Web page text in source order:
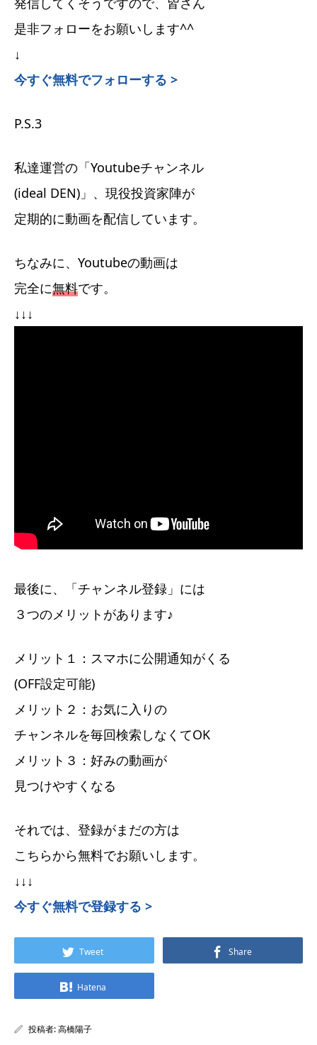
是非フォローをお願いします^^
↓
今すぐ無料でフォローする >
P.S.3
私達運営の「Youtubeチャンネル
(ideal DEN)」、現役投資家陣が
定期的に動画を配信しています。
ちなみに、Youtubeの動画は
完全に無料です。
↓↓↓
最後に、「チャンネル登録」には
３つのメリットがあります♪
メリット１：スマホに公開通知がくる
(OFF設定可能)
メリット２：お気に入りの
チャンネルを毎回検索しなくてOK
メリット３：好みの動画が
見つけやすくなる
それでは、登録がまだの方は
こちらから無料でお願いします。
↓↓↓
今すぐ無料で登録する >
Tweet Share
Hatena
投稿者:高橋陽子